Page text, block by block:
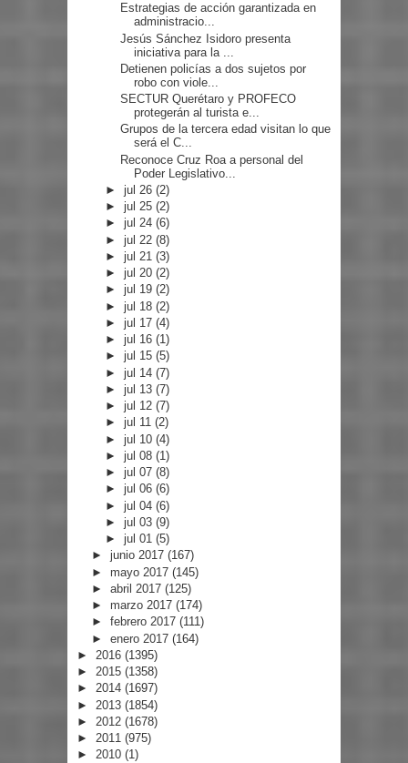
Estrategias de acción garantizada en
administracio...
Jesús Sánchez Isidoro presenta
iniciativa para la ...
Detienen policías a dos sujetos por
robo con viole...
SECTUR Querétaro y PROFECO
protegerán al turista e...
Grupos de la tercera edad visitan lo que
será el C...
Reconoce Cruz Roa a personal del
Poder Legislativo...
►jul 26(2)
►jul 25(2)
►jul 24(6)
►jul 22(8)
►jul 21(3)
►jul 20(2)
►jul 19(2)
►jul 18(2)
►jul 17(4)
►jul 16(1)
►jul 15(5)
►jul 14(7)
►jul 13(7)
►jul 12(7)
►jul 11(2)
►jul 10(4)
►jul 08(1)
►jul 07(8)
►jul 06(6)
►jul 04(6)
►jul 03(9)
►jul 01(5)
► junio 2017 (167)
► mayo 2017 (145)
► abril 2017 (125)
► marzo 2017 (174)
► febrero 2017 (111)
► enero 2017 (164)
► 2016 (1395)
► 2015 (1358)
► 2014 (1697)
► 2013 (1854)
► 2012 (1678)
► 2011 (975)
► 2010 (1)